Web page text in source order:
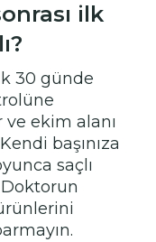
ilk
30 günde
ekim alanı
başınıza
saçlı